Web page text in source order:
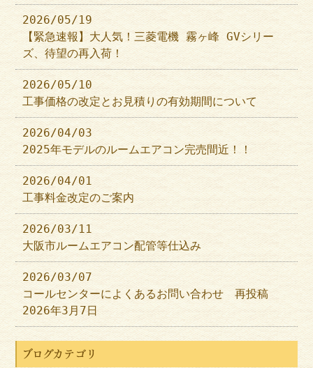
2026/05/19
【緊急速報】大人気！三菱電機 霧ヶ峰 GVシリー
ズ、待望の再入荷！
2026/05/10
工事価格の改定とお見積りの有効期間について
2026/04/03
2025年モデルのルームエアコン完売間近！！
2026/04/01
工事料金改定のご案内
2026/03/11
大阪市ルームエアコン配管等仕込み
2026/03/07
コールセンターによくあるお問い合わせ 再投稿
2026年3月7日
ブログカテゴリ